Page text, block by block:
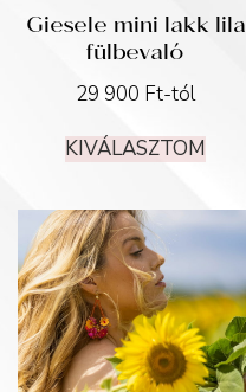
Giesele mini lakk lila
fülbevaló
29 900 Ft-tól
KIVÁLASZTOM